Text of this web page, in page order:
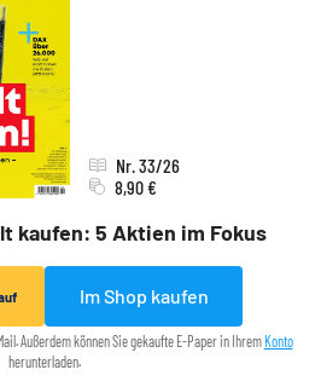
kaufen: 5 Aktien im Fokus
Nr. 33/26
8,90 €
Im Shop kaufen
Außerdem können Sie gekaufte E-Paper in Ihrem Konto
herunterladen.